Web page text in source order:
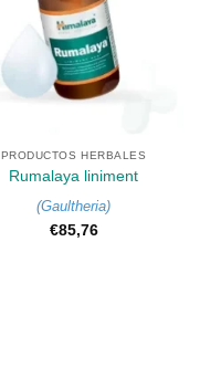
PRODUCTOS HERBALES
Rumalaya liniment
(Gaultheria)
€85,76